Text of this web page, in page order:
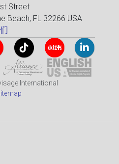
Street
Beach, FL 32266 USA
International